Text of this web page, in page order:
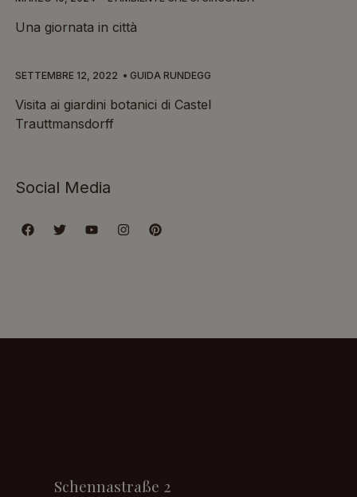
Una giornata in città
SETTEMBRE 12, 2022 GUIDA RUNDEGG
Visita ai giardini botanici di Castel
Trauttmansdorff
Social Media
Schennastraße 2